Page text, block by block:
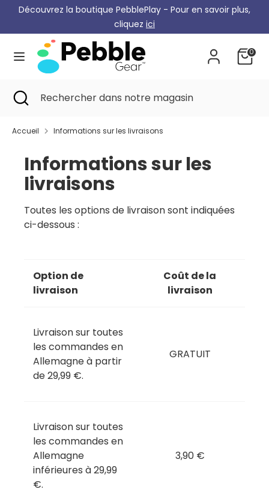
content
Découvrez la boutique PebblePlay - Pour en savoir plus,
cliquez ici
0
Recherche
Rechercher
dans
magasin
RechercheRechercher
magasin
Recherche
de
Accueil Informations sur les livraisons
Informations sur les
livraisons
Toutes les options de livraison sont indiquées
ci-dessous :
Option de
livraison
Coût de la
livraison
Livraison sur toutes
les commandes en
Allemagne à partir
de 29,99 €.
GRATUIT
Livraison sur toutes
les commandes en
Allemagne
inférieures à 29,99
€.
3,90 €